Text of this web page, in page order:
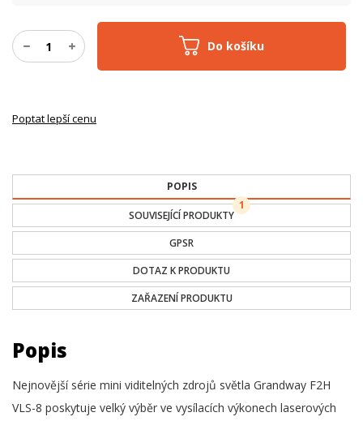
Do košíku
Poptat lepší cenu
POPIS
SOUVISEJÍCÍ PRODUKTY
1
GPSR
DOTAZ K PRODUKTU
ZAŘAZENÍ PRODUKTU
Popis
Nejnovější série mini viditelných zdrojů světla Grandway F2H
VLS-8 poskytuje velký výběr ve vysílacích výkonech laserových